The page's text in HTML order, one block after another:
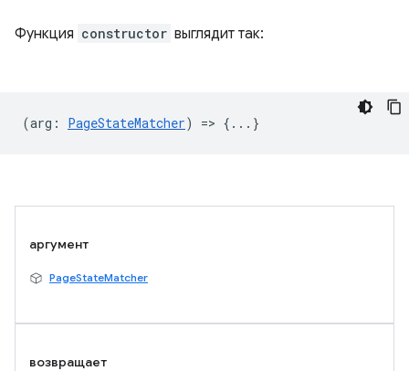
Функция constructor выглядит так:
(arg : PageStateMatcher) => {...}
аргумент
PageStateMatcher
возвращает